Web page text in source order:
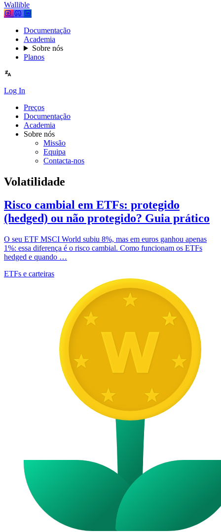
Wallible
Documentação
Academia
Sobre nós
Planos
Log In
Preços
Documentação
Academia
Sobre nós
Missão
Equipa
Contacta-nos
Volatilidade
Risco cambial em ETFs: protegido
(hedged) ou não protegido? Guia prático
O seu ETF MSCI World subiu 8%, mas em euros ganhou apenas
1%: essa diferença é o risco cambial. Como funcionam os ETFs
hedged e quando …
ETFs e carteiras